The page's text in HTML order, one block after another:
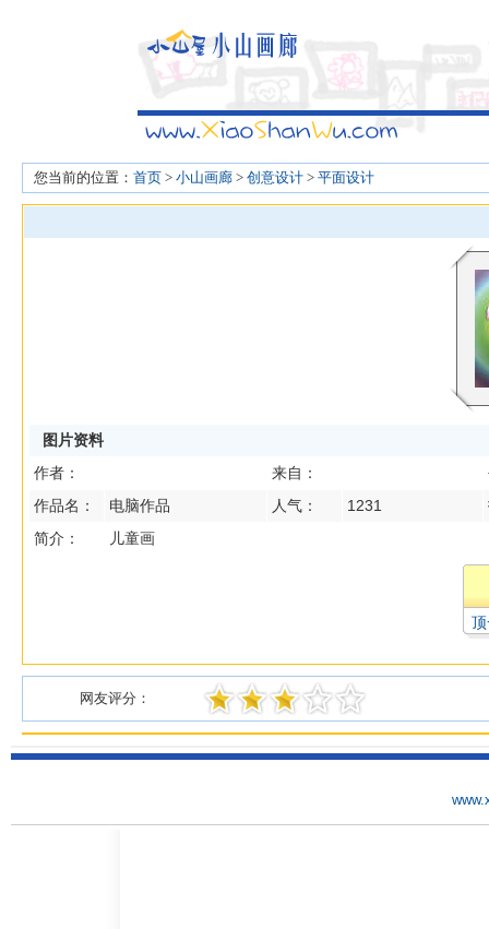
您当前的位置： 首页 > 小山画廊 > 创意设计 > 平面设计
图片资料
作者：
来自：
作品名：
电脑作品 人气： 1231
简介：
儿童画
网友评分：